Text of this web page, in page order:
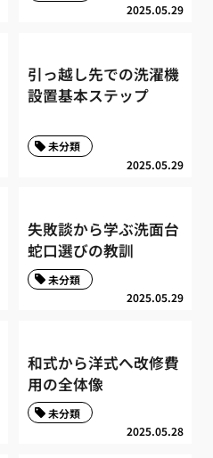
2025.05.29
引っ越し先での洗濯機
設置基本ステップ
2025.05.29
未分類
失敗談から学ぶ洗面台
蛇口選びの教訓
2025.05.29
未分類
和式から洋式へ改修費
用の全体像
2025.05.28
未分類